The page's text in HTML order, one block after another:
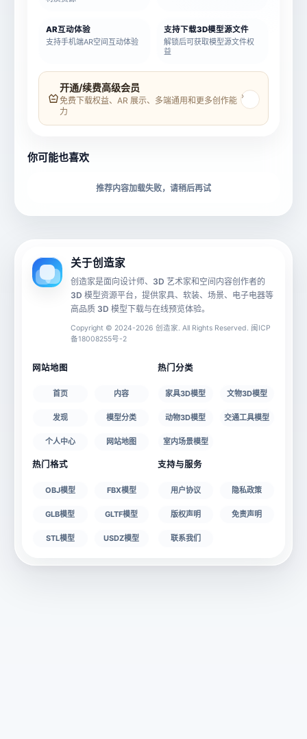
模型名称
材质贴图
文件大小
AR互动体验
支持手机端AR空间互动体验
支持下载3D模型源文件
解锁后可获取模型源文件权
益
开通/续费高级会员
免费下载权益、AR 展示、多端通用和更多创作能
力
›
你可能也喜欢
推荐内容加载失败，请稍后再试
关于创造家
创造家是面向设计师、3D 艺术家和空间内容创作者的
3D 模型资源平台，提供家具、软装、场景、电子电器等
高品质 3D 模型下载与在线预览体验。
Copyright © 2024-2026 创造家. All Rights Reserved. 闽ICP
备18008255号-2
网站地图
首页 内容
发现 模型分类
个人中心 网站地图
热门分类
家具3D模型 文物3D模型
动物3D模型 交通工具模型
室内场景模型
热门格式
OBJ模型 FBX模型
GLB模型 GLTF模型
STL模型 USDZ模型
支持与服务
用户协议 隐私政策
版权声明 免责声明
联系我们